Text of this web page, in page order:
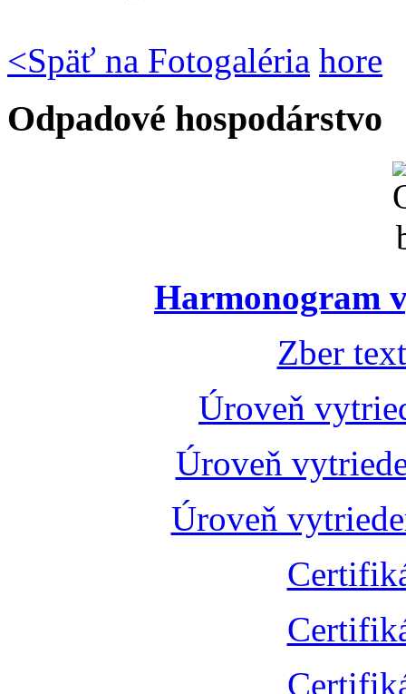
<Späť na Fotogaléria hore
Odpadové hospodárstvo
Harmonogram
Zber
Úroveň
Úroveň
Úroveň